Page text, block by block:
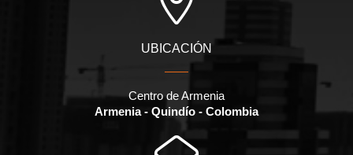
UBICACIÓN
Centro de Armenia
Armenia - Quindío - Colombia